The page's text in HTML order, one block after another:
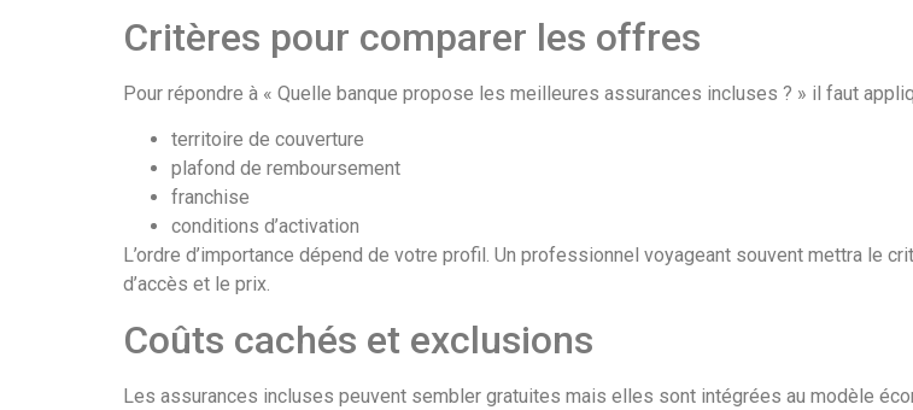
Critères pour comparer les offres
Pour répondre à « Quelle banque propose les meilleures assurances incluses ? » il faut
territoire de couverture
plafond de remboursement
franchise
conditions d’activation
L’ordre d’importance dépend de votre profil. Un professionnel voyageant souvent mettra le
d’accès et le prix.
Coûts cachés et exclusions
Les assurances incluses peuvent sembler gratuites mais elles sont intégrées au modèle